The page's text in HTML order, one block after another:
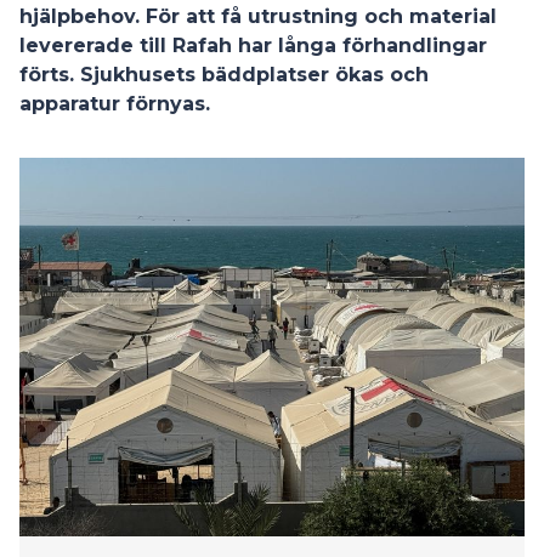
hjälpbehov. För att få utrustning och material
levererade till Rafah har långa förhandlingar
förts. Sjukhusets bäddplatser ökas och
apparatur förnyas.